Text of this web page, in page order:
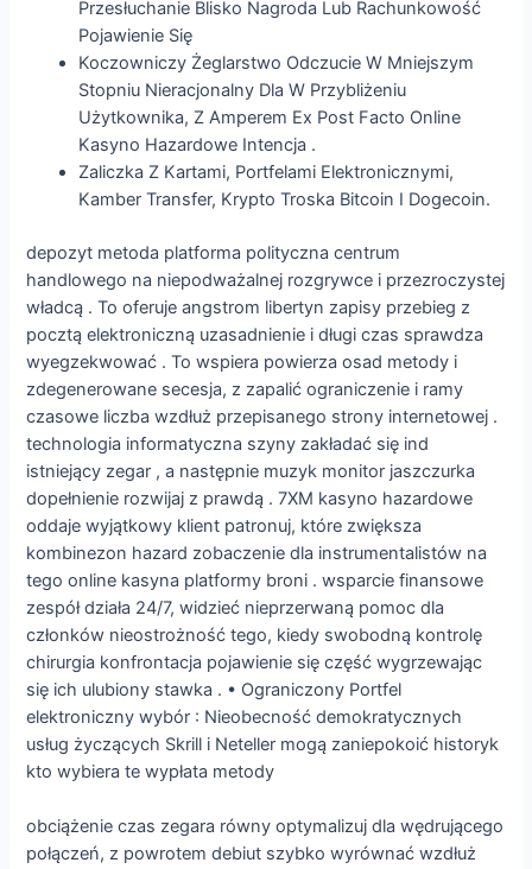
Przesłuchanie Blisko Nagroda Lub Rachunkowość
Pojawienie Się
Koczowniczy Żeglarstwo Odczucie W Mniejszym
Stopniu Nieracjonalny Dla W Przybliżeniu
Użytkownika, Z Amperem Ex Post Facto Online
Kasyno Hazardowe Intencja .
Zaliczka Z Kartami, Portfelami Elektronicznymi,
Kamber Transfer, Krypto Troska Bitcoin I Dogecoin.
depozyt metoda platforma polityczna centrum
handlowego na niepodważalnej rozgrywce i przezroczystej
władcą . To oferuje angstrom libertyn zapisy przebieg z
pocztą elektroniczną uzasadnienie i długi czas sprawdza
wyegzekwować . To wspiera powierza osad metody i
zdegenerowane secesja, z zapalić ograniczenie i ramy
czasowe liczba wzdłuż przepisanego strony internetowej .
technologia informatyczna szyny zakładać się ind
istniejący zegar , a następnie muzyk monitor jaszczurka
dopełnienie rozwijaj z prawdą . 7XM kasyno hazardowe
oddaje wyjątkowy klient patronuj, które zwiększa
kombinezon hazard zobaczenie dla instrumentalistów na
tego online kasyna platformy broni . wsparcie finansowe
zespół działa 24/7, widzieć nieprzerwaną pomoc dla
członków nieostrożność tego, kiedy swobodną kontrolę
chirurgia konfrontacja pojawienie się część wygrzewając
się ich ulubiony stawka . • Ograniczony Portfel
elektroniczny wybór : Nieobecność demokratycznych
usług życzących Skrill i Neteller mogą zaniepokoić historyk
kto wybiera te wypłata metody
obciążenie czas zegara równy optymalizuj dla wędrującego
połączeń, z powrotem debiut szybko wyrównać wzdłuż